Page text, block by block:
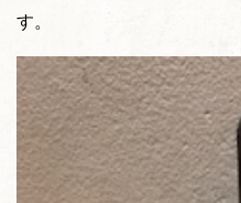
す。